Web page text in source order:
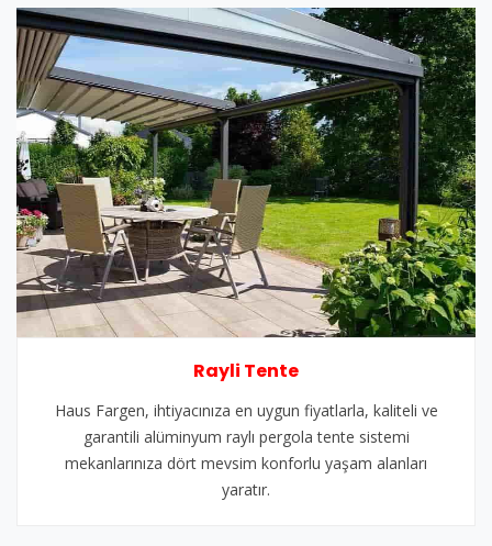
Rayli Tente
Haus Fargen, ihtiyacınıza en uygun fiyatlarla, kaliteli ve
garantili alüminyum raylı pergola tente sistemi
mekanlarınıza dört mevsim konforlu yaşam alanları
yaratır.